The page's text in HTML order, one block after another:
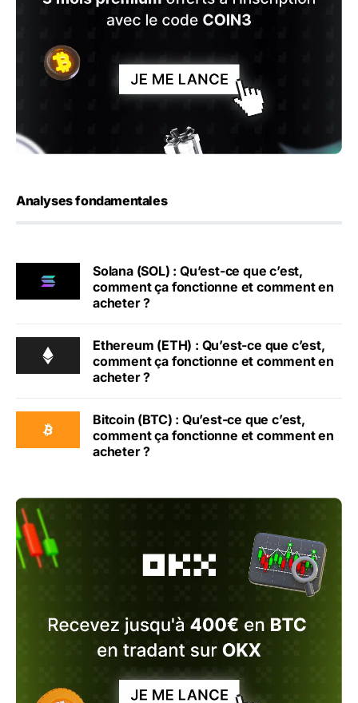
Analyses fondamentales
Solana (SOL) : Qu’est-ce que c’est,
comment ça fonctionne et comment en
acheter ?
Ethereum (ETH) : Qu’est-ce que c’est,
comment ça fonctionne et comment en
acheter ?
Bitcoin (BTC) : Qu’est-ce que c’est,
comment ça fonctionne et comment en
acheter ?